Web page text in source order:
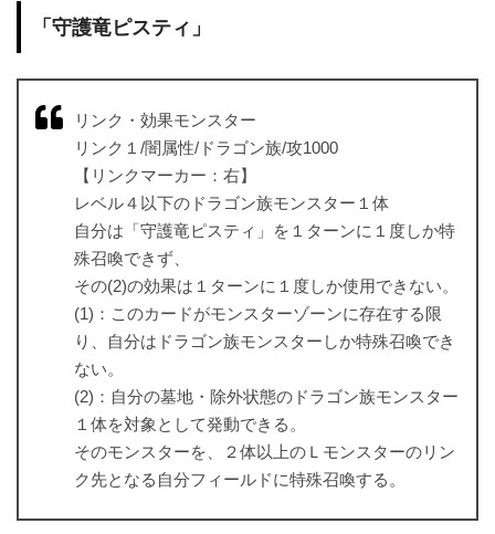
「守護竜ピスティ」
リンク・効果モンスター
リンク１/闇属性/ドラゴン族/攻1000
【リンクマーカー：右】
レベル４以下のドラゴン族モンスター１体
自分は「守護竜ピスティ」を１ターンに１度しか特
殊召喚できず、
その(2)の効果は１ターンに１度しか使用できない。
(1)：このカードがモンスターゾーンに存在する限
り、自分はドラゴン族モンスターしか特殊召喚でき
ない。
(2)：自分の墓地・除外状態のドラゴン族モンスター
１体を対象として発動できる。
そのモンスターを、２体以上のＬモンスターのリン
ク先となる自分フィールドに特殊召喚する。